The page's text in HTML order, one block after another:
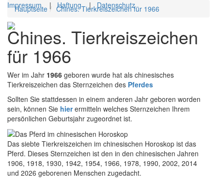
Impressum|Haftung| Datenschutz
Hauptseite Chines. Tierkreiszeichen für 1966
Chines. Tierkreiszeichen
für 1966
Wer im Jahr 1966 geboren wurde hat als chinesisches
Tierkreiszeichen das Sternzeichen des Pferdes
Sollten Sie stattdessen in einem anderen Jahr geboren worden
sein, können Sie hierermitteln welches Sternzeichen Ihrem
persönlichen Geburtsjahr zugeordnet ist.
Das siebte Tierkreiszeichen im chinesischen Horoskop ist das
Pferd. Dieses Sternzeichen ist den in den chinesischen Jahren
1906, 1918, 1930, 1942, 1954, 1966, 1978, 1990, 2002, 2014
und 2026 geborenen Menschen zugedacht.